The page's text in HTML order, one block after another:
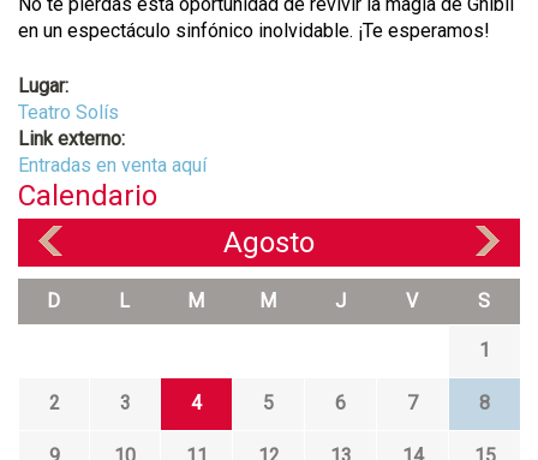
en un espectáculo sinfónico inolvidable. ¡Te esperamos!
Lugar:
Teatro Solís
Link externo:
Entradas en venta aquí
Calendario
Agosto
D L M M J V S
1
2 3 4 5 6 7 8